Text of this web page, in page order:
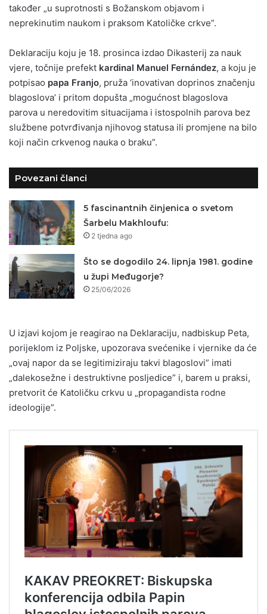
također „u suprotnosti s Božanskom objavom i
neprekinutim naukom i praksom Katoličke crkve”.
Deklaraciju koju je 18. prosinca izdao Dikasterij za nauk
vjere, točnije prefekt kardinal Manuel Fernández, a koju je
potpisao papa Franjo, pruža ‘inovativan doprinos značenju
blagoslova’ i pritom dopušta „mogućnost blagoslova
parova u neredovitim situacijama i istospolnih parova bez
službene potvrđivanja njihovog statusa ili promjene na bilo
koji način crkvenog nauka o braku”.
Povezani članci
5 fascinantnih činjenica o svetom
Šarbelu Makhloufu:
2 tjedna ago
Što se dogodilo 24. lipnja 1981. godine
u župi Međugorje?
25/06/2026
U izjavi kojom je reagirao na Deklaraciju, nadbiskup Peta,
porijeklom iz Poljske, upozorava svećenike i vjernike da će
„ovaj napor da se legitimiziraju takvi blagoslovi” imati
„dalekosežne i destruktivne posljedice” i, barem u praksi,
pretvorit će Katoličku crkvu u „propagandista rodne
ideologije”.